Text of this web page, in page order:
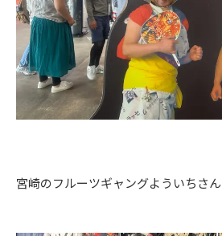
宮崎のフルーツギャングよういちさん